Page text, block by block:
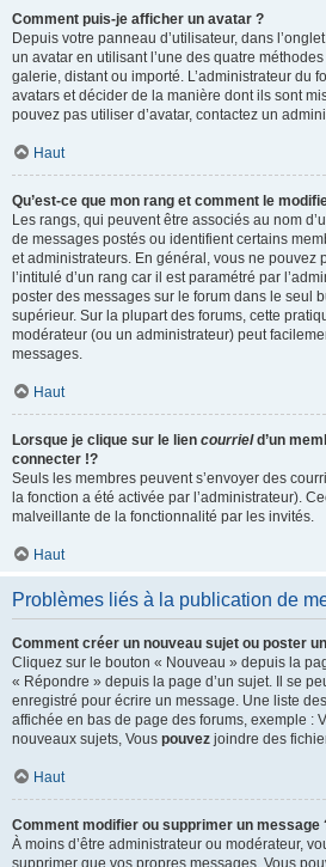
Comment puis-je afficher un avatar ?
Depuis votre panneau d’utilisateur, dans
un avatar en utilisant l’une des quatre
galerie, distant ou importé. L’administrateur du
avatars et décider de la manière dont ils sont
pouvez pas utiliser d’avatar, contactez un
Haut
Qu’est-ce que mon rang et comment le
Les rangs, qui peuvent être associés au nom
de messages postés ou identifient certains
et administrateurs. En général, vous ne pouvez
l’intitulé d’un rang car il est paramétré par
poster des messages sur le forum dans le seul
supérieur. Sur la plupart des forums, cette
modérateur (ou un administrateur) peut
messages.
Haut
Lorsque je clique sur le lien courrield’un
connecter !?
Seuls les membres peuvent s’envoyer des
la fonction a été activée par l’administrateur).
malveillante de la fonctionnalité par les invités.
Haut
Problèmes liés à la publication de
Comment créer un nouveau sujet ou poster
Cliquez sur le bouton « Nouveau » depuis la
« Répondre » depuis la page d’un sujet. Il se
enregistré pour écrire un message. Une liste
affichée en bas de page des forums, exemple :
nouveaux sujets, Vous pouvez joindre des
Haut
Comment modifier ou supprimer un message
À moins d’être administrateur ou modérateur,
supprimer que vos propres messages. Vous